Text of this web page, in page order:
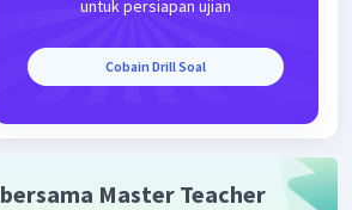
akan menjadi bermuatan karena
elektron dan proton di dalamnya.
untuk persiapan ujian
Cobain Drill Soal
Master Teacher